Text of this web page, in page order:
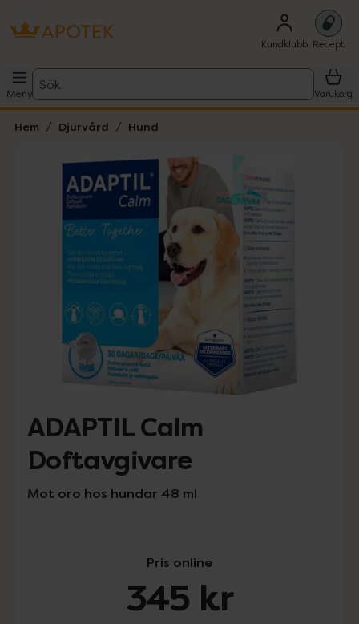
Kundklubb Recept
Meny
Sök
Varukorg
Hem Djurvård Hund
Lista: . Innehåller 1 objekt.
Hoppa över Lista
ADAPTIL Calm
Doftavgivare
Mot oro hos hundar 48 ml
Pris online
345 kr